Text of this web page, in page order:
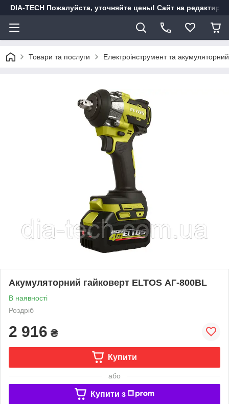
DIA-TECH Пожалуйста, уточняйте цены! Сайт на
Товари та послуги Електроінструмент та
Акумуляторний гайковерт ELTOS АГ-800BL
В наявності
Роздріб
2 916 ₴
Купити
або
Купити з